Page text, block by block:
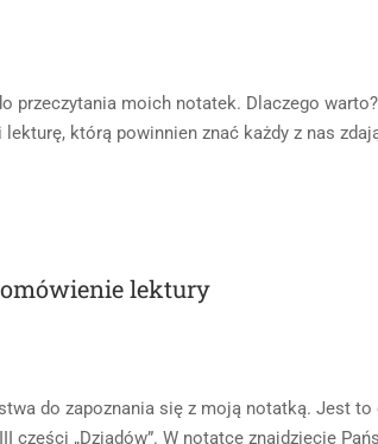
przeczytania moich notatek. Dlaczego
którą powinnien znać każdy z nas
lektury
do zapoznania się z moją notatką. Jest
części „Dziadów”. W notatce znajdziecie